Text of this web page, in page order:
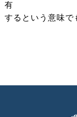
有
するという意味で